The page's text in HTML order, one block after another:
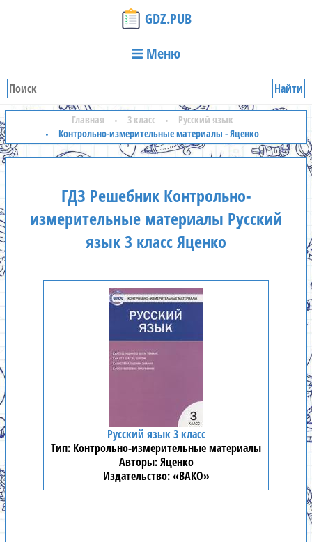
GDZ.PUB
Меню
Найти
Главная 3 класс
Русский язык
Контрольно-измерительные материалы - Яценко
ГДЗ Решебник Контрольно-
измерительные материалы Русский
язык 3 класс Яценко
Русский язык 3 класс
Контрольно-измерительные материалы
Яценко
«ВАКО»